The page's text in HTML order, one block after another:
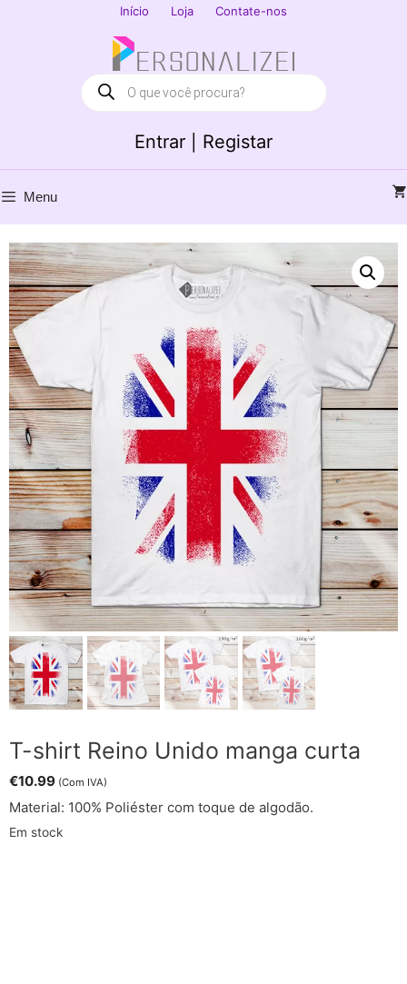
Início Loja Contate-nos
Entrar | Registar
Products
search
Menu
T-shirt Reino Unido manga curta
€10.99 (Com IVA)
Material: 100% Poliéster com toque de algodão.
Em stock